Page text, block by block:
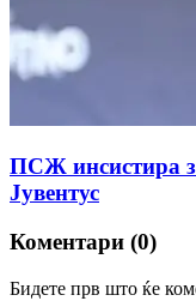
ПСЖ инсистира
Јувентус
Коментари (0)
Бидете прв што ќе